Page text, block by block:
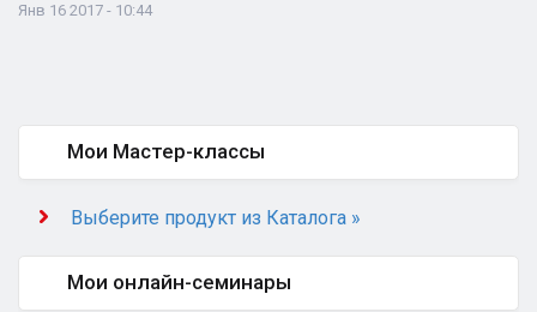
Янв 16 2017 - 10:44
Мои Мастер-классы
Выберите продукт из Каталога »
Мои онлайн-семинары